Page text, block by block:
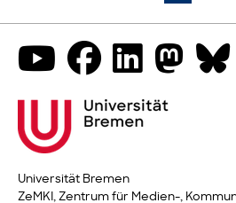
Universität Bremen
ZeMKI, Zentrum für Medien-,